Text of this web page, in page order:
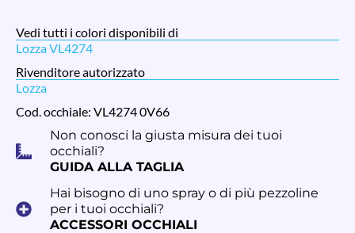
Vedi tutti i colori disponibili di
Lozza VL4274
Rivenditore autorizzato
Lozza
Cod. occhiale: VL4274 0V66
Non conosci la giusta misura dei tuoi
occhiali?
GUIDA ALLA TAGLIA
Hai bisogno di uno spray o di più pezzoline
per i tuoi occhiali?
ACCESSORI OCCHIALI